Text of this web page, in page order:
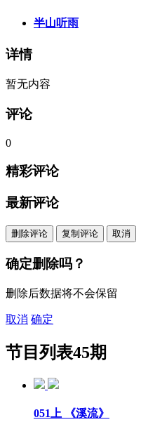
半山听雨
详情
暂无内容
评论
0
精彩评论
最新评论
删除评论 复制评论 取消
确定删除吗？
删除后数据将不会保留
取消 确定
节目列表45期
051上 《溪流》